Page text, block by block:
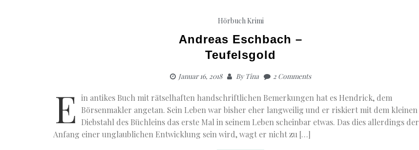
Hörbuch Krimi
Andreas Eschbach –
Teufelsgold
Januar 16, 2018 ByTina 2 Comments
E in antikes Buch mit rätselhaften handschriftlichen Bemerkungen hat es Hendrick, dem
Börsenmakler angetan. Sein Leben war bisher eher langweilig und er riskiert mit dem kleinen
Diebstahl des Büchleins das erste Mal in seinem Leben scheinbar etwas. Das dies allerdings der
Anfang einer unglaublichen Entwicklung sein wird, wagt er nicht zu […]